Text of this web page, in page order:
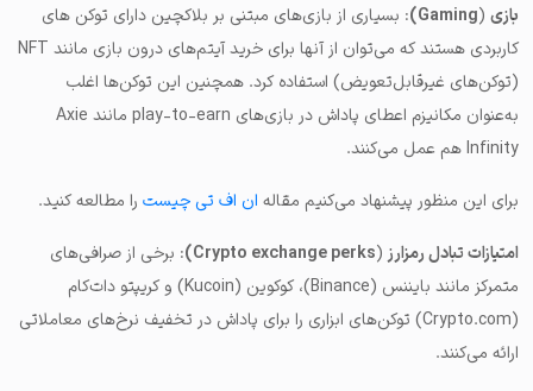
بازی (
Gaming) : بسیاری از بازی‌های مبتنی بر بلاکچین دارای توکن های
کاربردی هستند که می‌توان از آنها برای خرید آیتم‌های درون بازی مانند NFT
(توکن‌های غیرقابل‌تعویض) استفاده کرد. همچنین این توکن‌ها اغلب
به‌عنوان مکانیزم اعطای پاداش در بازی‌های play-to-earn مانند Axie
Infinity هم عمل می‌کنند.
برای این منظور پیشنهاد می‌کنیم مقاله ان اف تی چیست را مطالعه کنید.
امتیازات تبادل رمزارز (
Crypto exchange perks) : برخی از صرافی‌های
متمرکز مانند بایننس (Binance)، کوکوین (Kucoin) و کریپتو دات‌کام
(Crypto.com) توکن‌های ابزاری را برای پاداش‌ در تخفیف نرخ‌های معاملاتی
ارائه می‌کنند.